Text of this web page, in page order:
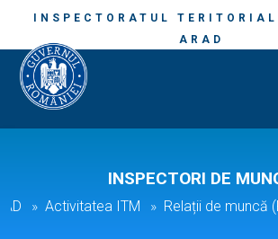
INSPECTORATUL
ARAD
INSPECTORI DE
Activitatea ITM Relații de muncă